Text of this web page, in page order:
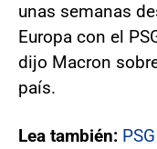
unas semanas
Europa con el
dijo Macron
país.
Lea también: